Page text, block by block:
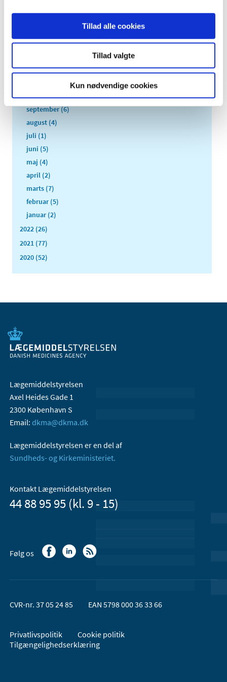
Tillad alle cookies
Tillad valgte
Kun nødvendige cookies
2026 (31)
2024 (51)
december (8)
oktober (4)
september (6)
august (4)
juli (1)
juni (5)
maj (4)
april (2)
marts (7)
februar (5)
januar (2)
2022 (26)
2021 (77)
2020 (52)
Lægemiddelstyrelsen
Axel Heides Gade 1
2300 København S
Email: dkma@dkma.dk
Lægemiddelstyrelsen er en del af
Sundheds- og Kirkeministeriet.
Kontakt Lægemiddelstyrelsen
44 88 95 95 (kl. 9 - 15)
Følg os
CVR-nr. 37 05 24 85 EAN 5798 000 36 33 66
Privatlivspolitik
Cookie politik
Tilgængelighedserklæring